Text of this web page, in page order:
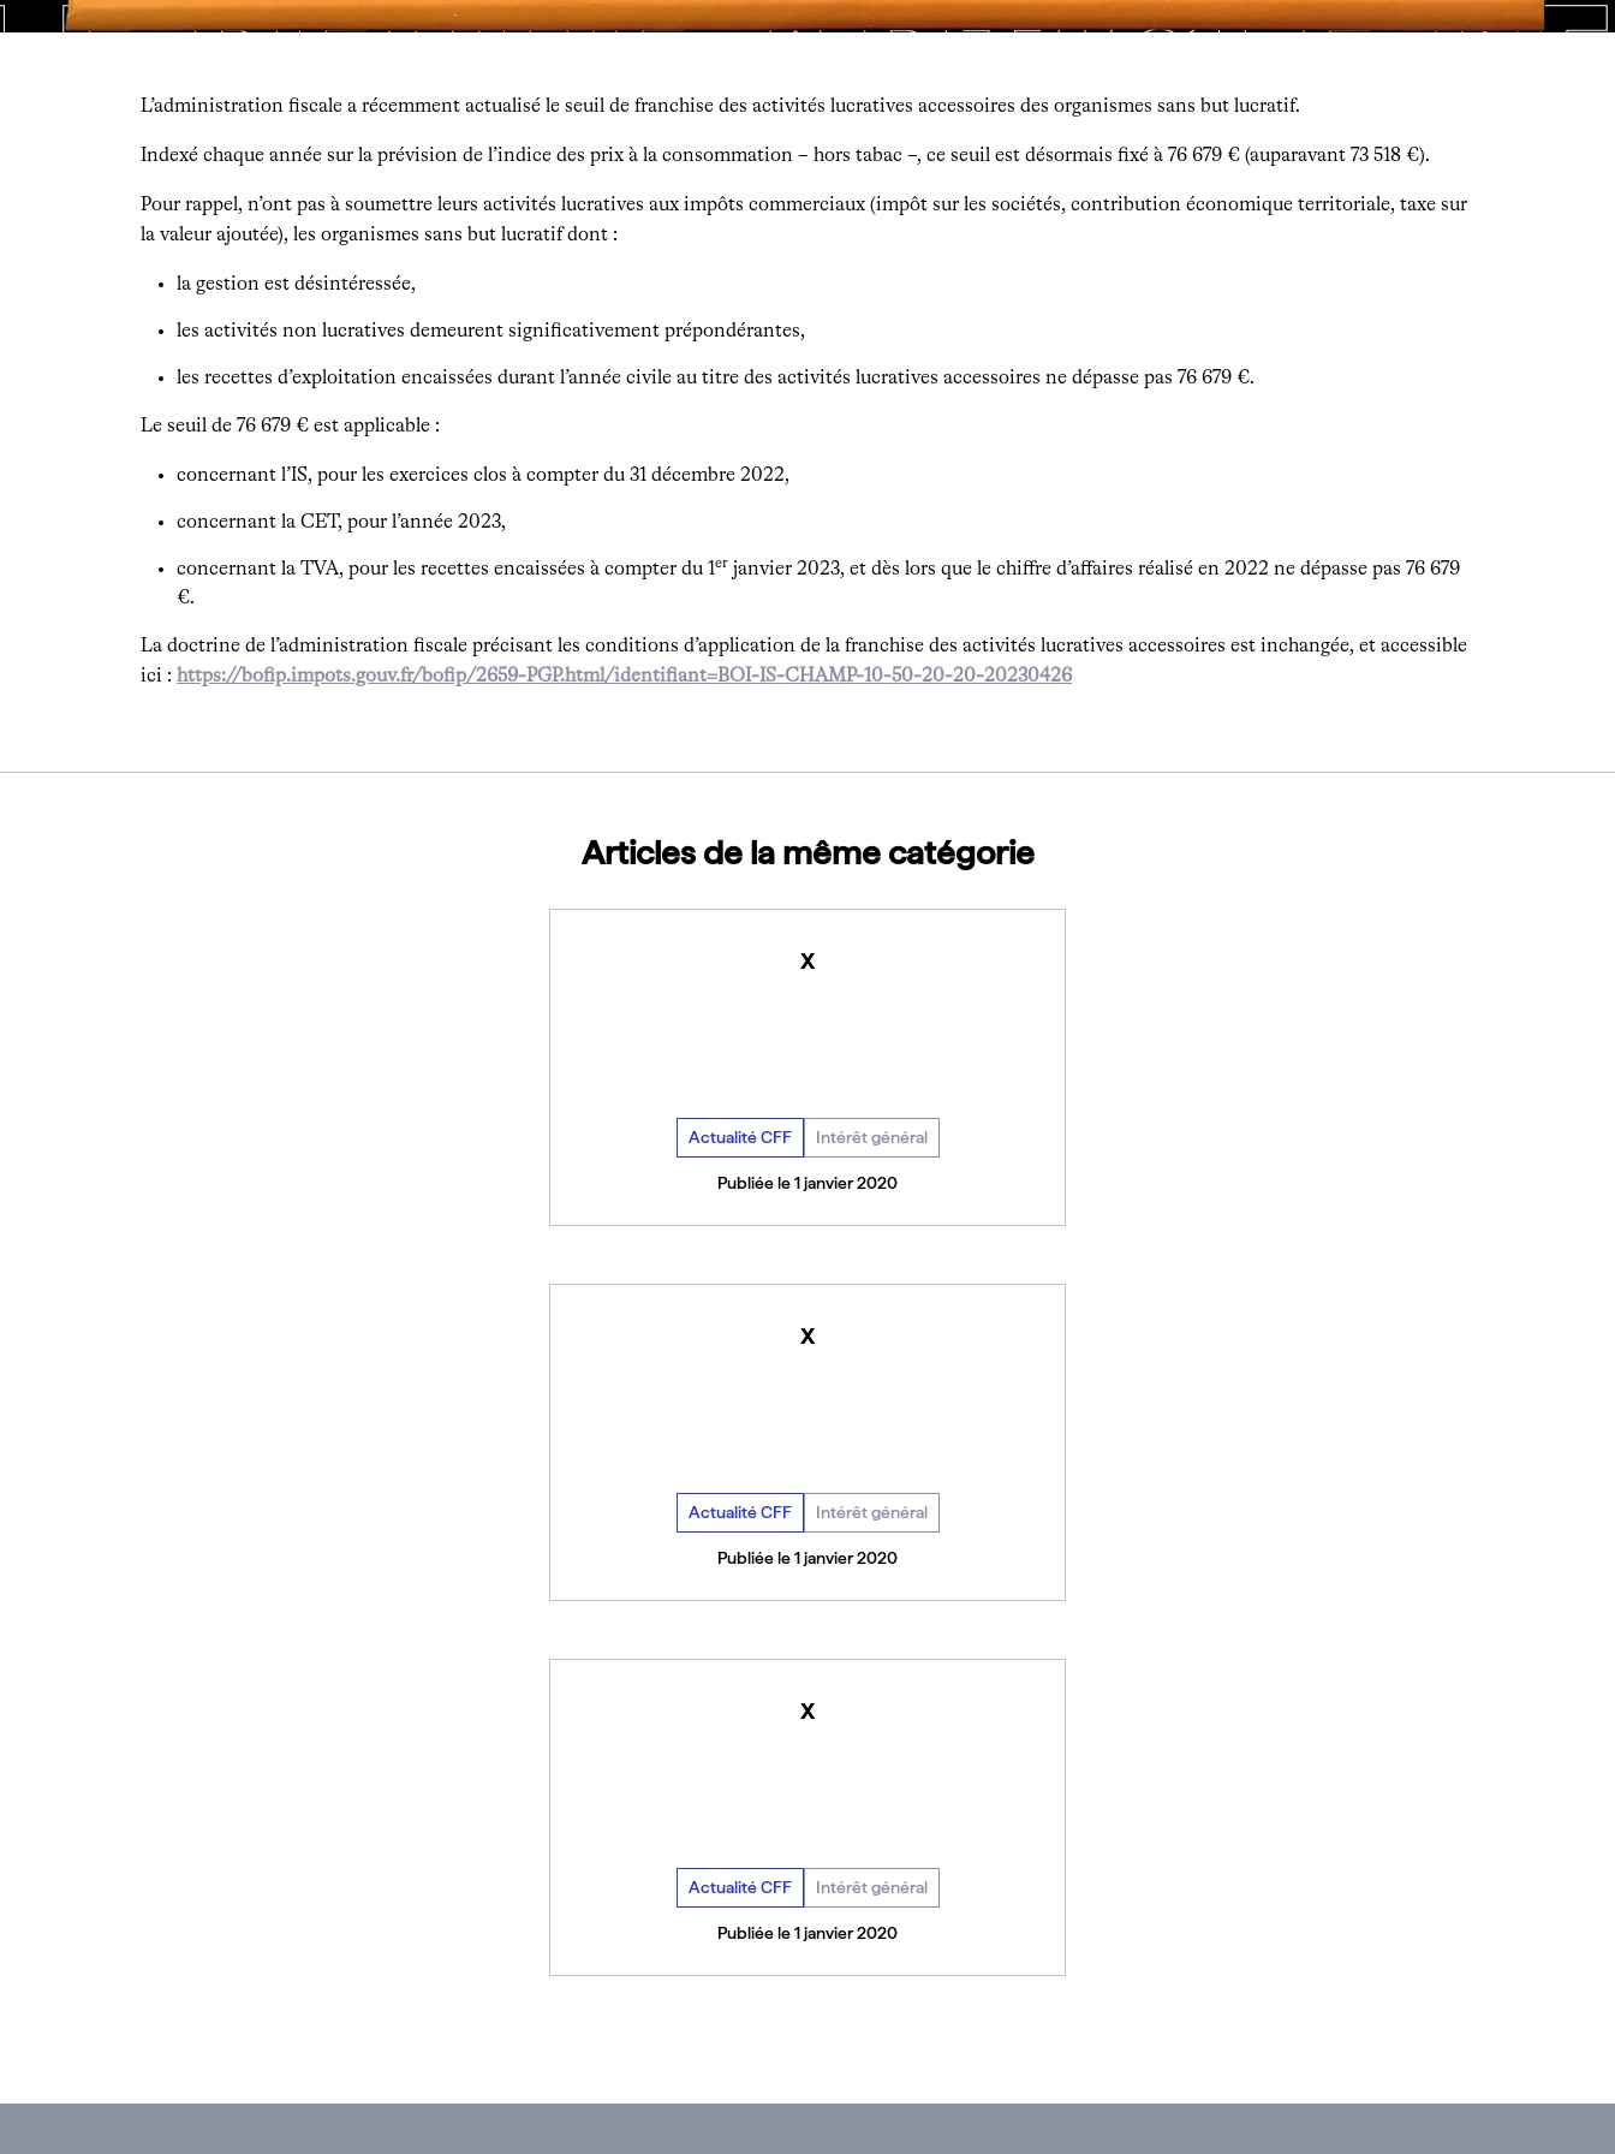
L’administration fiscale a récemment actualisé le seuil de franchise des activités lucratives accessoires des organismes sans but lucratif.
Indexé chaque année sur la prévision de l’indice des prix à la consommation – hors tabac –, ce seuil est désormais fixé à 76 679 € (auparavant 73 518 €).
Pour rappel, n’ont pas à soumettre leurs activités lucratives aux impôts commerciaux (impôt sur les sociétés, contribution économique territoriale, taxe sur
la valeur ajoutée), les organismes sans but lucratif dont :
la gestion est désintéressée,
les activités non lucratives demeurent significativement prépondérantes,
les recettes d’exploitation encaissées durant l’année civile au titre des activités lucratives accessoires ne dépasse pas 76 679 €.
Le seuil de 76 679 € est applicable :
concernant l’IS, pour les exercices clos à compter du 31 décembre 2022,
concernant la CET, pour l’année 2023,
concernant la TVA, pour les recettes encaissées à compter du 1er janvier 2023, et dès lors que le chiffre d’affaires réalisé en 2022 ne dépasse pas 76 679
€.
La doctrine de l’administration fiscale précisant les conditions d’application de la franchise des activités lucratives accessoires est inchangée, et accessible
ici : https://bofip.impots.gouv.fr/bofip/2659-PGP.html/identifiant=BOI-IS-CHAMP-10-50-20-20-20230426
Articles de la même catégorie
x
Actualité CFF Intérêt général
Publiée le 1 janvier 2020
x
Actualité CFF Intérêt général
Publiée le 1 janvier 2020
x
Actualité CFF Intérêt général
Publiée le 1 janvier 2020